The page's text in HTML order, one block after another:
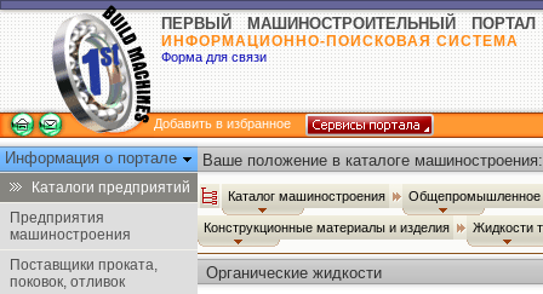
ПЕРВЫЙ МАШИНОСТРОИТЕЛЬНЫЙ ПОРТАЛ
ИНФОРМАЦИОННО-ПОИСКОВАЯ СИСТЕМА
Форма для связи
Добавить в избранное
Информация о портале
Каталоги предприятий
Предприятия
машиностроения
Поставщики проката,
поковок, отливок
Ваше положение в каталоге машиностроения:
Каталог машиностроения Общепромышленное
Конструкционные материалы и изделия Жидкости
Органические жидкости